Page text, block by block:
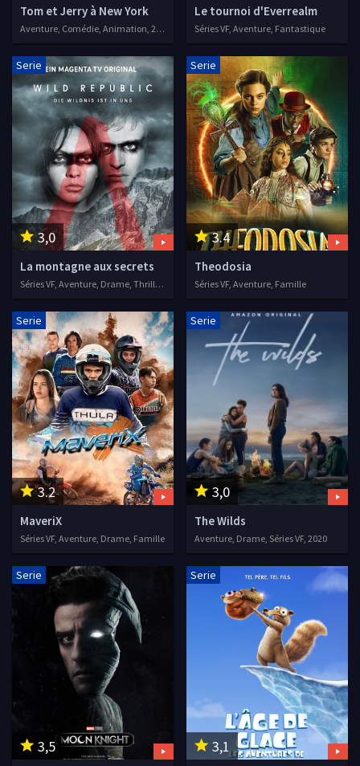
Tom et Jerry à New York
Aventure, Comédie, Animation, 2021
Le tournoi d'Everrealm
Séries VF, Aventure, Fantastique
3,0
Serie
La montagne aux secrets
Séries VF, Aventure, Drame, Thriller, 2021
3.4
Serie
Theodosia
Séries VF, Aventure, Famille
3.2
Serie
MaveriX
Séries VF, Aventure, Drame, Famille
3,0
Serie
The Wilds
Aventure, Drame, Séries VF, 2020
3,5
Serie
3,1
Serie